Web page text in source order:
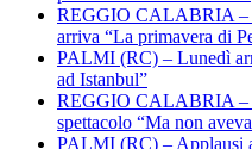
REGGIO CALABRIA –
arriva “La primavera di
PALMI (RC) – Lunedì
ad Istanbul”
REGGIO CALABRIA –
spettacolo “Ma non
PALMI (RC) – Applausi